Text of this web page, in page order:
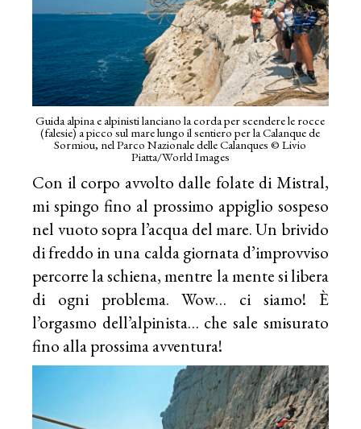
Guida alpina e alpinisti lanciano la corda per scendere le rocce
(falesie) a picco sul mare lungo il sentiero per la Calanque de
Sormiou, nel Parco Nazionale delle Calanques © Livio
Piatta/World Images
Con il corpo avvolto dalle folate di Mistral,
mi spingo fino al prossimo appiglio sospeso
nel vuoto sopra l’acqua del mare. Un brivido
di freddo in una calda giornata d’improvviso
percorre la schiena, mentre la mente si libera
di ogni problema. Wow… ci siamo! È
l’orgasmo dell’alpinista… che sale smisurato
fino alla prossima avventura!